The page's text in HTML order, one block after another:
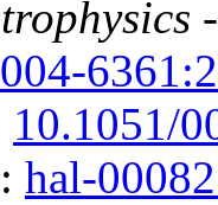
10.1051/
hal-